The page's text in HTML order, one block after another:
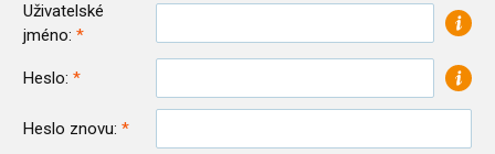
Uživatelské
jméno:
Heslo:
Heslo znovu: